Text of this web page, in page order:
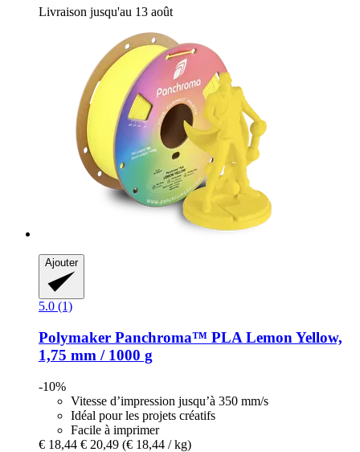
Livraison jusqu'au 13 août
Ajouter
5.0 (1)
Polymaker Panchroma™ PLA Lemon Yellow,
1,75 mm / 1000 g
-10%
Vitesse d’impression jusqu’à 350 mm/s
Idéal pour les projets créatifs
Facile à imprimer
€ 18,44 € 20,49 (€ 18,44 / kg)